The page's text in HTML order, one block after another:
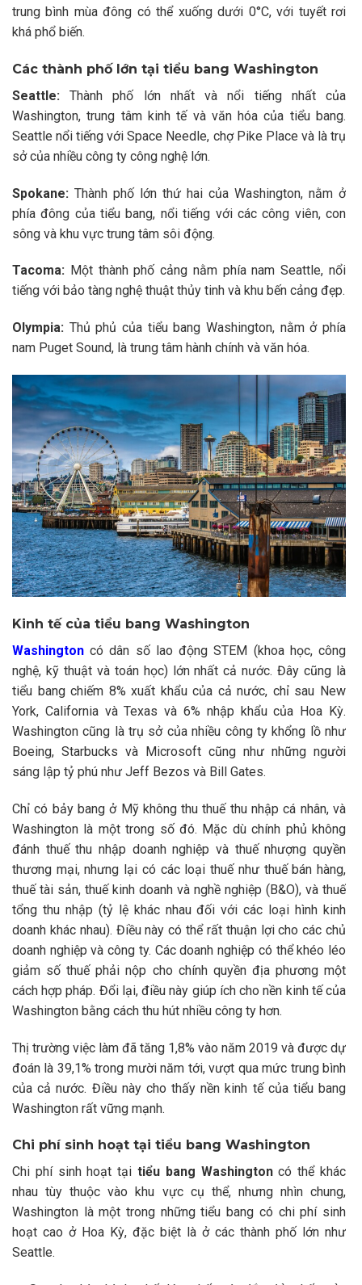
trung bình mùa đông có thể xuống dưới 0°C, với tuyết rơi
khá phổ biến.
Các thành phố lớn tại tiểu bang Washington
Seattle: Thành phố lớn nhất và nổi tiếng nhất của
Washington, trung tâm kinh tế và văn hóa của tiểu bang.
Seattle nổi tiếng với Space Needle, chợ Pike Place và là trụ
sở của nhiều công ty công nghệ lớn.
Spokane: Thành phố lớn thứ hai của Washington, nằm ở
phía đông của tiểu bang, nổi tiếng với các công viên, con
sông và khu vực trung tâm sôi động.
Tacoma: Một thành phố cảng nằm phía nam Seattle, nổi
tiếng với bảo tàng nghệ thuật thủy tinh và khu bến cảng đẹp.
Olympia: Thủ phủ của tiểu bang Washington, nằm ở phía
nam Puget Sound, là trung tâm hành chính và văn hóa.
Kinh tế của tiểu bang Washington
Washington có dân số lao động STEM (khoa học, công
nghệ, kỹ thuật và toán học) lớn nhất cả nước. Đây cũng là
tiểu bang chiếm 8% xuất khẩu của cả nước, chỉ sau New
York, California và Texas và 6% nhập khẩu của Hoa Kỳ.
Washington cũng là trụ sở của nhiều công ty khổng lồ như
Boeing, Starbucks và Microsoft cũng như những người
sáng lập tỷ phú như Jeff Bezos và Bill Gates.
Chỉ có bảy bang ở Mỹ không thu thuế thu nhập cá nhân, và
Washington là một trong số đó. Mặc dù chính phủ không
đánh thuế thu nhập doanh nghiệp và thuế nhượng quyền
thương mại, nhưng lại có các loại thuế như thuế bán hàng,
thuế tài sản, thuế kinh doanh và nghề nghiệp (B&O), và thuế
tổng thu nhập (tỷ lệ khác nhau đối với các loại hình kinh
doanh khác nhau). Điều này có thể rất thuận lợi cho các chủ
doanh nghiệp và công ty. Các doanh nghiệp có thể khéo léo
giảm số thuế phải nộp cho chính quyền địa phương một
cách hợp pháp. Đổi lại, điều này giúp ích cho nền kinh tế của
Washington bằng cách thu hút nhiều công ty hơn.
Thị trường việc làm đã tăng 1,8% vào năm 2019 và được dự
đoán là 39,1% trong mười năm tới, vượt qua mức trung bình
của cả nước. Điều này cho thấy nền kinh tế của tiểu bang
Washington rất vững mạnh.
Chi phí sinh hoạt tại tiểu bang Washington
Chi phí sinh hoạt tại tiểu bang Washingtoncó thể khác
nhau tùy thuộc vào khu vực cụ thể, nhưng nhìn chung,
Washington là một trong những tiểu bang có chi phí sinh
hoạt cao ở Hoa Kỳ, đặc biệt là ở các thành phố lớn như
Seattle.